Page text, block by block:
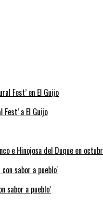
Fest’ a El Guijo
e Hinojosa del Duque en
sabor a pueblo’